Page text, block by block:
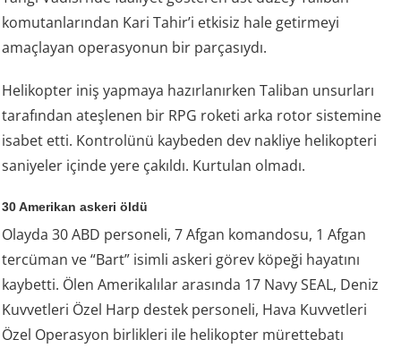
komutanlarından Kari Tahir’i etkisiz hale getirmeyi
amaçlayan operasyonun bir parçasıydı.
Helikopter iniş yapmaya hazırlanırken Taliban unsurları
tarafından ateşlenen bir RPG roketi arka rotor sistemine
isabet etti. Kontrolünü kaybeden dev nakliye helikopteri
saniyeler içinde yere çakıldı. Kurtulan olmadı.
30 Amerikan askeri öldü
Olayda 30 ABD personeli, 7 Afgan komandosu, 1 Afgan
tercüman ve “Bart” isimli askeri görev köpeği hayatını
kaybetti. Ölen Amerikalılar arasında 17 Navy SEAL, Deniz
Kuvvetleri Özel Harp destek personeli, Hava Kuvvetleri
Özel Operasyon birlikleri ile helikopter mürettebatı